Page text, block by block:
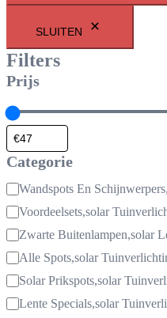
SLUITEN
Filters
Prijs
Categorie
Categorie
Wandspots En
Voordeelsets,solar
Zwarte Buitenlampen,solar
Alle Spots,solar
Solar Prikspots,solar
Lente Specials,solar